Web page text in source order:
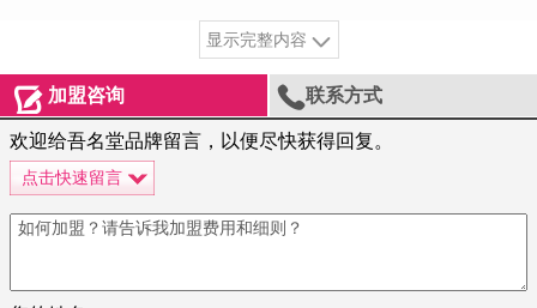
显示完整内容
加盟咨询 联系方式
欢迎给吾名堂品牌留言，以便尽快获得回复。
点击快速留言